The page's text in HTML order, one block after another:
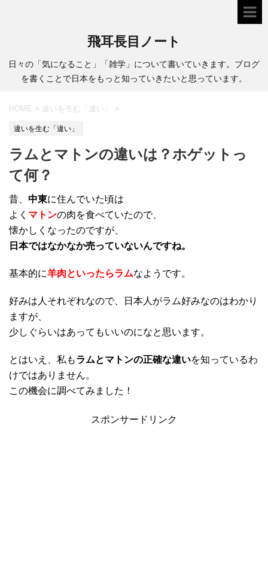
飛耳長目ノート
日々の「気になること」「雑学」について書いていきます。ブログ
を書くことで日本をもっと知っていきたいと思っています。
HOME > 違いを生む「違い」 >
違いを生む「違い」
ラムとマトンの違いは？ホゲットっ
て何？
昔、 中東に住んでいた頃は
よく マトンの肉を食べていたので、
懐かしくなったのですが、
日本ではなかなか売っていないんですね。
基本的に羊肉といったらラムなようです。
好みは人それぞれなので、日本人がラム好みなのはわかり
ますが、
少しぐらいはあってもいいのになと思います。
とはいえ、私もラムとマトンの正確な違いを知っているわ
けではありません。
この機会に調べてみました！
スポンサードリンク